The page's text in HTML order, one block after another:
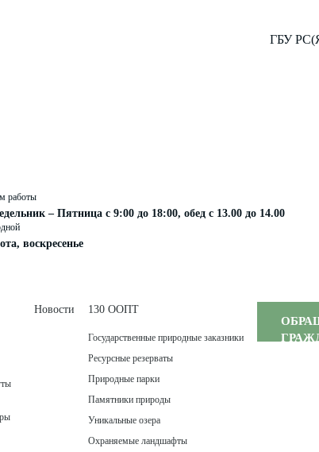
ГБУ
работы
– Пятница с 9:00 до 18:00, обед с 13.00 до 14.00
воскресенье
Новости 130 ООПТ
Государственные природные заказники
Ресурсные резерваты
Природные парки
Памятники природы
Уникальные озера
Охраняемые ландшафты